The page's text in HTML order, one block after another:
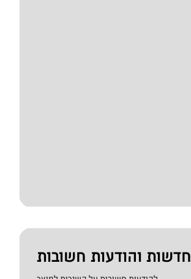
חדשות והודעות חשובות